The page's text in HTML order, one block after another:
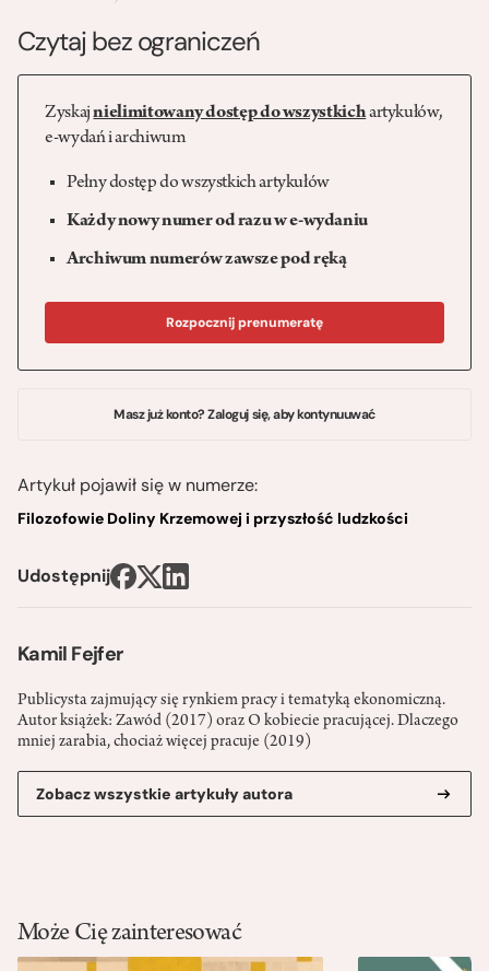
Kamil Fejfer
Publicysta zajmujący się rynkiem pracy i tematyką ekonomiczną.
Autor książek: Zawód (2017) oraz O kobiecie pracującej. Dlaczego
mniej zarabia, chociaż więcej pracuje (2019)
Zobacz wszystkie artykuły autora
Czytaj bez ograniczeń
Zyskajnielimitowany dostęp do wszystkichartykułów,
e-wydań i archiwum
Pełny dostęp do wszystkich artykułów
Każdy nowy numer od razu w e-wydaniu
Archiwum numerów zawsze pod ręką
Rozpocznij prenumeratę
Masz już konto? Zaloguj się, aby kontynuuwać
Artykuł pojawił się w numerze:
Filozofowie Doliny Krzemowej i przyszłość ludzkości
Udostępnij
Może Cię zainteresować